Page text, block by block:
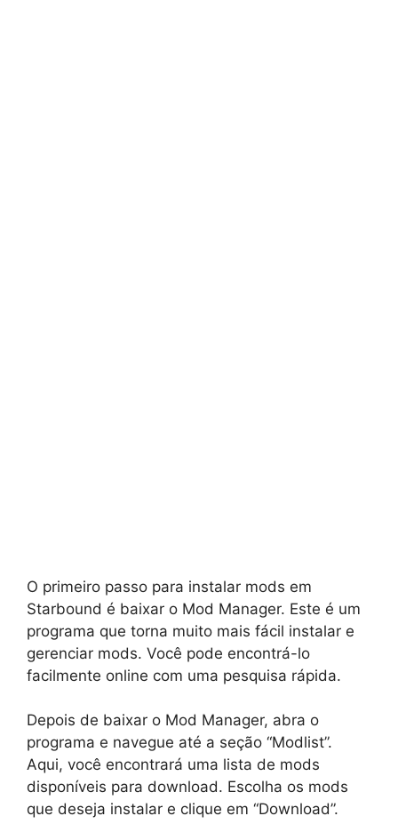
O primeiro passo para instalar mods em
Starbound é baixar o Mod Manager. Este é um
programa que torna muito mais fácil instalar e
gerenciar mods. Você pode encontrá-lo
facilmente online com uma pesquisa rápida.
Depois de baixar o Mod Manager, abra o
programa e navegue até a seção “Modlist”.
Aqui, você encontrará uma lista de mods
disponíveis para download. Escolha os mods
que deseja instalar e clique em “Download”.